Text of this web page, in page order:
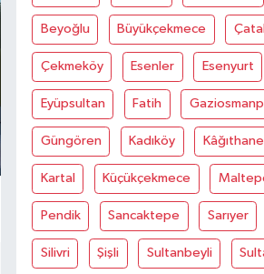
Beyoğlu Büyükçekmece
Çekmeköy Esenler Esenyurt
Eyüpsultan Fatih
Güngören Kadıköy Kâğıthane
Kartal Küçükçekmece
Pendik Sancaktepe Sarıyer
Silivri Şişli Sultanbeyli